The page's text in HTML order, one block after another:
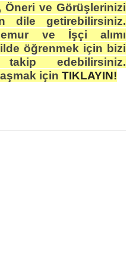
Öneri ve Görüşlerinizi
dile getirebilirsiniz.
ve İşçi alımı
öğrenmek için bizi
edebilirsiniz.
için TIKLAYIN!